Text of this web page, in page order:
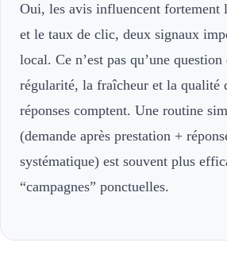
Oui, les avis influencent fortement
et le taux de clic, deux signaux
local. Ce n’est pas qu’une
régularité, la fraîcheur et la qualité
réponses comptent. Une routine
(demande après prestation +
systématique) est souvent plus
“campagnes” ponctuelles.